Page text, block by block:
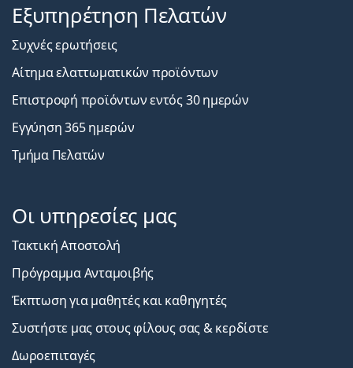
Εξυπηρέτηση Πελατών
Συχνές ερωτήσεις
Αίτημα ελαττωματικών προϊόντων
Επιστροφή προϊόντων εντός 30 ημερών
Εγγύηση 365 ημερών
Τμήμα Πελατών
Οι υπηρεσίες μας
Τακτική Αποστολή
Πρόγραμμα Ανταμοιβής
Έκπτωση για μαθητές και καθηγητές
Συστήστε μας στους φίλους σας & κερδίστε
Δωροεπιταγές